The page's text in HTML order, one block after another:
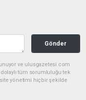
Gönder
ve ulusgazetesi.com
tüm sorumluluğu tek
site yönetimi hiçbir şekilde